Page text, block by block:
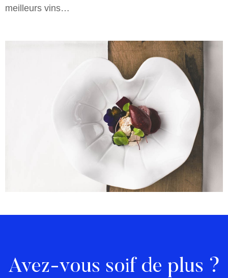
meilleurs vins…
Avez-vous soif de plus ?